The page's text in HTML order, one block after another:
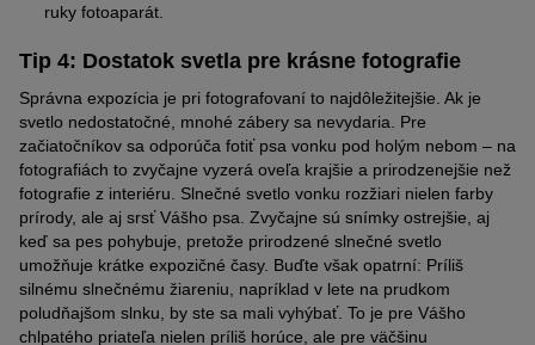
ruky fotoaparát
Tip 4: Dostatok svetla pre krásne fotografie
Správna expozícia je pri fotografovaní to najdôležitejšie. Ak je
svetlo nedostatočné, mnohé zábery sa nevydaria. Pre
začiatočníkov sa odporúča fotiť psa vonku pod holým nebom – na
fotografiách to zvyčajne vyzerá oveľa krajšie a prirodzenejšie než
fotografie z interiéru. Slnečné svetlo vonku rozžiari nielen farby
prírody, ale aj srsť Vášho psa. Zvyčajne sú snímky ostrejšie, aj
keď sa pes pohybuje, pretože prirodzené slnečné svetlo
umožňuje krátke expozičné časy. Buďte však opatrní: Príliš
silnému slnečnému žiareniu, napríklad v lete na prudkom
poludňajšom slnku, by ste sa mali vyhýbať. To je pre Vášho
chlpatého priateľa nielen príliš horúce, ale pre väčšinu